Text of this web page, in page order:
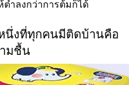
ำลงกว่าการต้มก็ได้
นึ่งที่ทุกคนมีติดบ้านคือ
มชื้น